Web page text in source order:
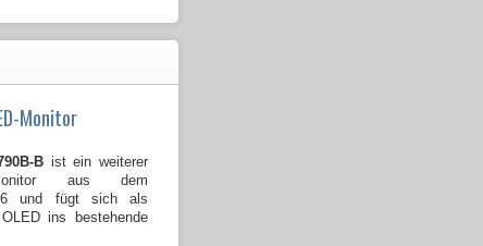
Monitor
B ist ein weiterer
aus dem
und fügt sich als
ins bestehende